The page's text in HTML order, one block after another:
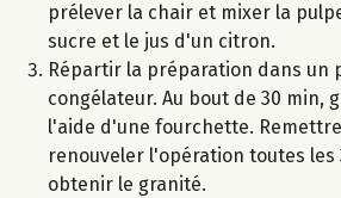
prélever la chair et mixer la
sucre et le jus d'un citron.
Répartir la préparation dans un
congélateur. Au bout de 30 min,
l'aide d'une fourchette.
renouveler l'opération toutes les
obtenir le granité.